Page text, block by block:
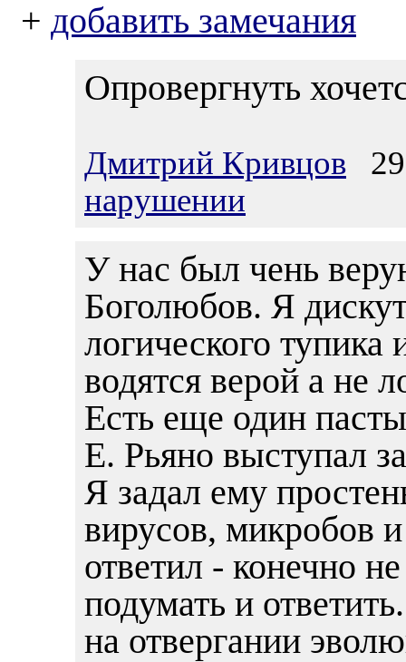
+ добавить замечания
Опровергнуть
Дмитрий Кривцов
нарушении
У нас был чень
Боголюбов. Я
логического
водятся верой а не
Есть еще один
Е. Рьяно выступал
Я задал ему
вирусов, микробов
ответил - конечно
подумать и
на отвергании